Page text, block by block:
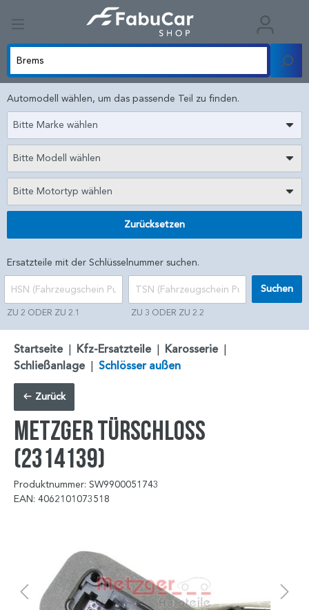
Automodell wählen, um das passende Teil zu finden.
Bitte Marke wählen
Bitte Modell wählen
Bitte Motortyp wählen
Zurücksetzen
Ersatzteile mit der Schlüsselnummer suchen.
ZU 2 ODER ZU 2.1 ZU 3 ODER ZU 2.2
Suchen
Startseite | Kfz-Ersatzteile | Karosserie |
Schließanlage | Schlösser außen
Zurück
METZGER Türschloss
(2314139)
Produktnummer: SW9900051743
EAN: 4062101073518